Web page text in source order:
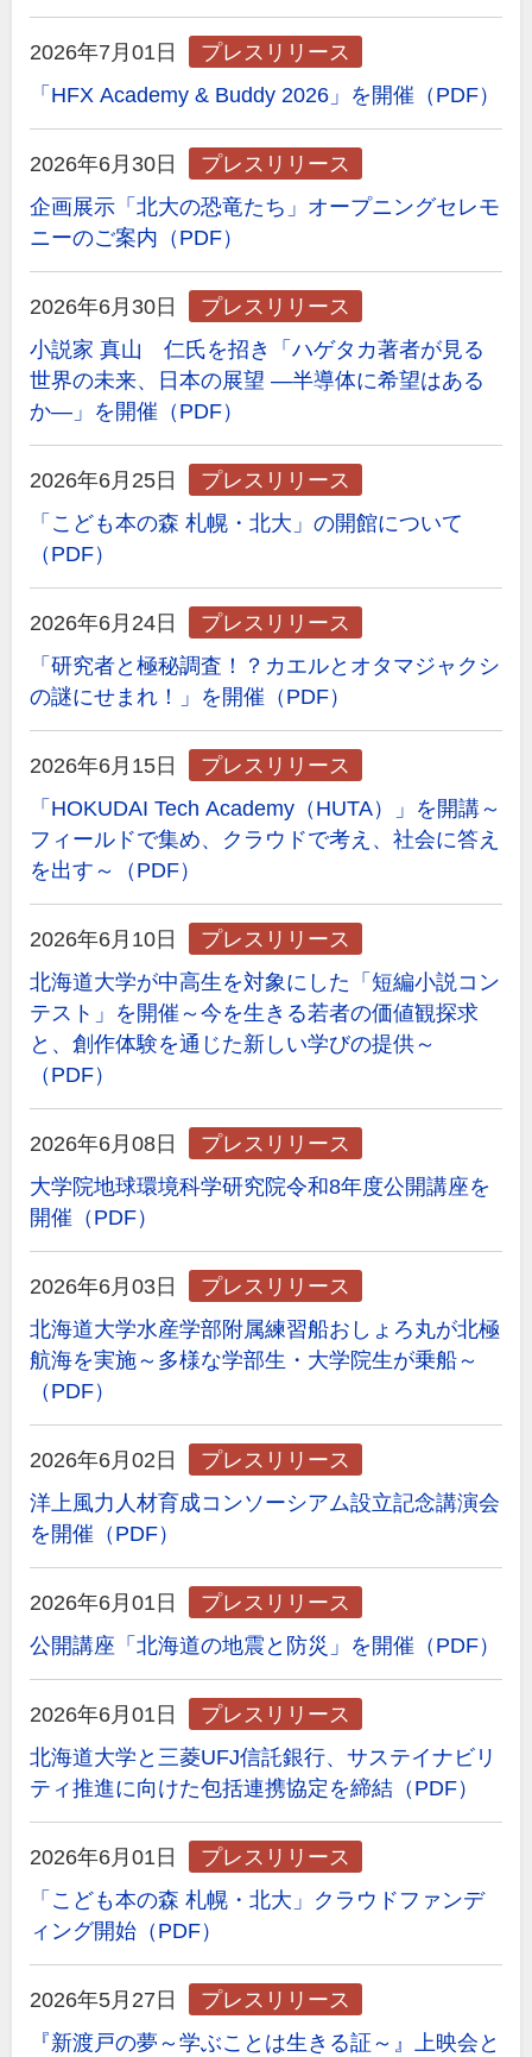
2026年7月01日
プレスリリース
「HFX Academy & Buddy 2026」を開催（PDF）
2026年6月30日
プレスリリース
企画展示「北大の恐竜たち」オープニングセレモ
ニーのご案内（PDF）
2026年6月30日
プレスリリース
小説家 真山 仁氏を招き「ハゲタカ著者が見る
世界の未来、日本の展望 ―半導体に希望はある
か―」を開催（PDF）
2026年6月25日
プレスリリース
「こども本の森 札幌・北大」の開館について
（PDF）
2026年6月24日
プレスリリース
「研究者と極秘調査！？カエルとオタマジャクシ
の謎にせまれ！」を開催（PDF）
2026年6月15日
プレスリリース
「HOKUDAI Tech Academy（HUTA）」を開講～
フィールドで集め、クラウドで考え、社会に答え
を出す～（PDF）
2026年6月10日
プレスリリース
北海道大学が中高生を対象にした「短編小説コン
テスト」を開催～今を生きる若者の価値観探求
と、創作体験を通じた新しい学びの提供～
（PDF）
2026年6月08日
プレスリリース
大学院地球環境科学研究院令和8年度公開講座を
開催（PDF）
2026年6月03日
プレスリリース
北海道大学水産学部附属練習船おしょろ丸が北極
航海を実施～多様な学部生・大学院生が乗船～
（PDF）
2026年6月02日
プレスリリース
洋上風力人材育成コンソーシアム設立記念講演会
を開催（PDF）
2026年6月01日
プレスリリース
公開講座「北海道の地震と防災」を開催（PDF）
2026年6月01日
プレスリリース
北海道大学と三菱UFJ信託銀行、サステイナビリ
ティ推進に向けた包括連携協定を締結（PDF）
2026年6月01日
プレスリリース
「こども本の森 札幌・北大」クラウドファンデ
ィング開始（PDF）
2026年5月27日
プレスリリース
『新渡戸の夢～学ぶことは生きる証～』上映会と